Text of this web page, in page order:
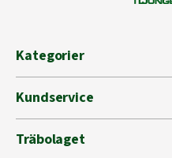
Kategorier
Kundservice
Träbolaget